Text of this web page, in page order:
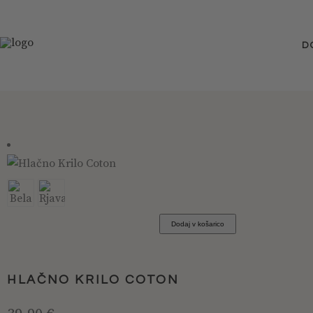
Ta
izdelek
Možnosti
izberete
Dodaj v košarico
HLAČNO KRILO COTON